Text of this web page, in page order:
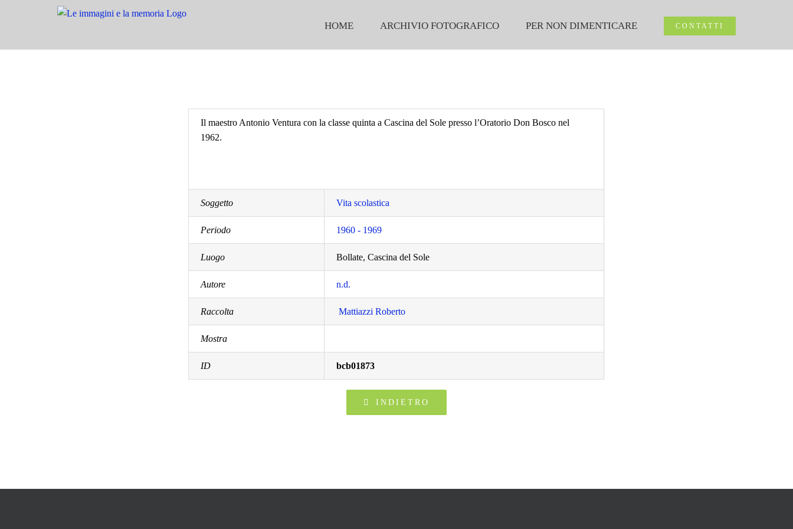
HOME ARCHIVIO FOTOGRAFICO PER NON DIMENTICARE CONTATTI
Il maestro Antonio Ventura con la classe quinta a Cascina del Sole presso l’Oratorio Don Bosco nel
1962.
Soggetto Vita scolastica
Periodo 1960 - 1969
Luogo Bollate, Cascina del Sole
Autore n.d.
Raccolta Mattiazzi Roberto
Mostra
ID bcb01873
INDIETRO